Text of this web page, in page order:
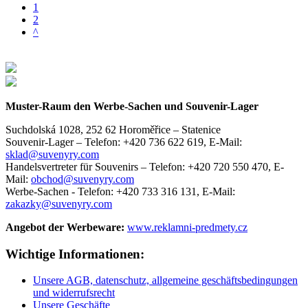
1
2
^
Muster-Raum den Werbe-Sachen und Souvenir-Lager
Suchdolská 1028, 252 62 Horoměřice – Statenice
Souvenir-Lager – Telefon: +420 736 622 619, E-Mail:
sklad@suvenyry.com
Handelsvertreter für Souvenirs – Telefon: +420 720 550 470, E-
Mail: obchod@suvenyry.com
Werbe-Sachen - Telefon: +420 733 316 131, E-Mail:
zakazky@suvenyry.com
Angebot der Werbeware: www.reklamni-predmety.cz
Wichtige Informationen:
Unsere AGB, datenschutz, allgemeine geschäftsbedingungen
und widerrufsrecht
Unsere Geschäfte